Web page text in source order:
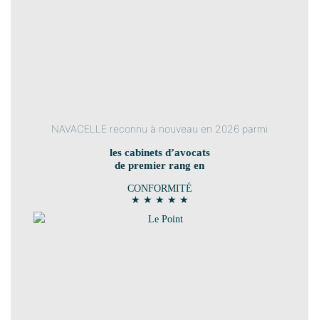
NAVACELLE reconnu à nouveau en 2026 parmi
les cabinets d’avocats
de premier rang en
CONFORMITÉ
★ ★ ★ ★ ★